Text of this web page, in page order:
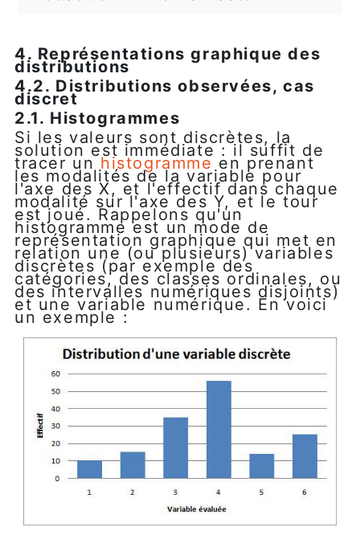
4. Représentations graphique des
distributions
4.2. Distributions observées, cas
discret
2.1. Histogrammes
Si les valeurs sont discrètes, la
solution est immédiate : il suffit de
tracer un histogramme en prenant
les modalités de la variable pour
l'axe des X, et l'effectif dans chaque
modalité sur l'axe des Y, et le tour
est joué. Rappelons qu'un
histogramme est un mode de
représentation graphique qui met en
relation une (ou plusieurs) variables
discrètes (par exemple des
catégories, des classes ordinales, ou
des intervalles numériques disjoints)
et une variable numérique. En voici
un exemple :